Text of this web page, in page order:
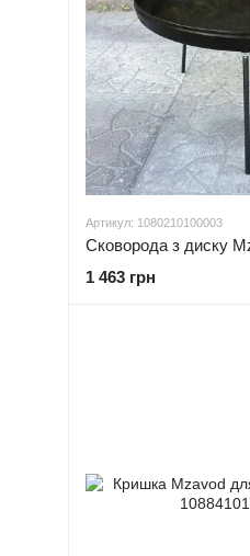
Артикул: 1080210100003
Сковорода з диску
1 463 грн